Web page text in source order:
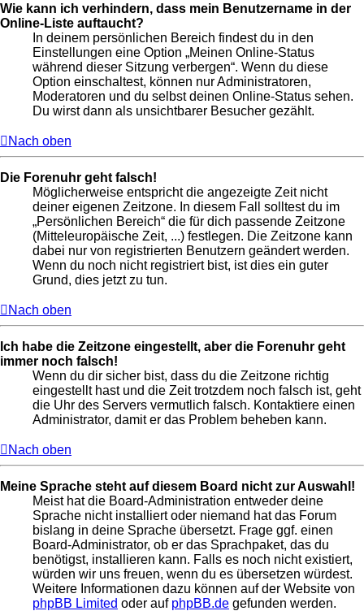
Wie kann ich verhindern, dass mein Benutzername in der
Online-Liste auftaucht?
In deinem persönlichen Bereich findest du in den
Einstellungen eine Option „Meinen Online-Status
während dieser Sitzung verbergen“. Wenn du diese
Option einschaltest, können nur Administratoren,
Moderatoren und du selbst deinen Online-Status sehen.
Du wirst dann als unsichtbarer Besucher gezählt.
Nach oben
Die Forenuhr geht falsch!
Möglicherweise entspricht die angezeigte Zeit nicht
deiner eigenen Zeitzone. In diesem Fall solltest du im
„Persönlichen Bereich“ die für dich passende Zeitzone
(Mitteleuropäische Zeit, ...) festlegen. Die Zeitzone kann
dabei nur von registrierten Benutzern geändert werden.
Wenn du noch nicht registriert bist, ist dies ein guter
Grund, dies jetzt zu tun.
Nach oben
Ich habe die Zeitzone eingestellt, aber die Forenuhr geht
immer noch falsch!
Wenn du dir sicher bist, dass du die Zeitzone richtig
eingestellt hast und die Zeit trotzdem noch falsch ist, geht
die Uhr des Servers vermutlich falsch. Kontaktiere einen
Administrator, damit er das Problem beheben kann.
Nach oben
Meine Sprache steht auf diesem Board nicht zur Auswahl!
Meist hat die Board-Administration entweder deine
Sprache nicht installiert oder niemand hat das Forum
bislang in deine Sprache übersetzt. Frage ggf. einen
Board-Administrator, ob er das Sprachpaket, das du
benötigst, installieren kann. Falls es noch nicht existiert,
würden wir uns freuen, wenn du es übersetzen würdest.
Weitere Informationen dazu können auf der Website von
phpBB Limited oder auf phpBB.de gefunden werden.